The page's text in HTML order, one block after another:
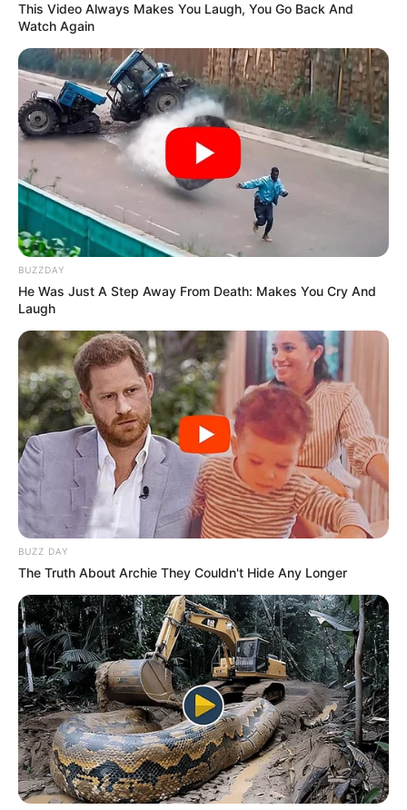
LIHAT ARTIKEL LAINNYA
Laras Kinanda Nyimas Ratu Rafa
This Video Always Makes You Laugh, You Go Back And
Watch Again
BUZZDAY
He Was Just A Step Away From Death: Makes You Cry And
Laugh
BUZZ DAY
The Truth About Archie They Couldn't Hide Any Longer